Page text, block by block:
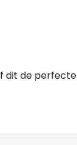
dit de perfecte